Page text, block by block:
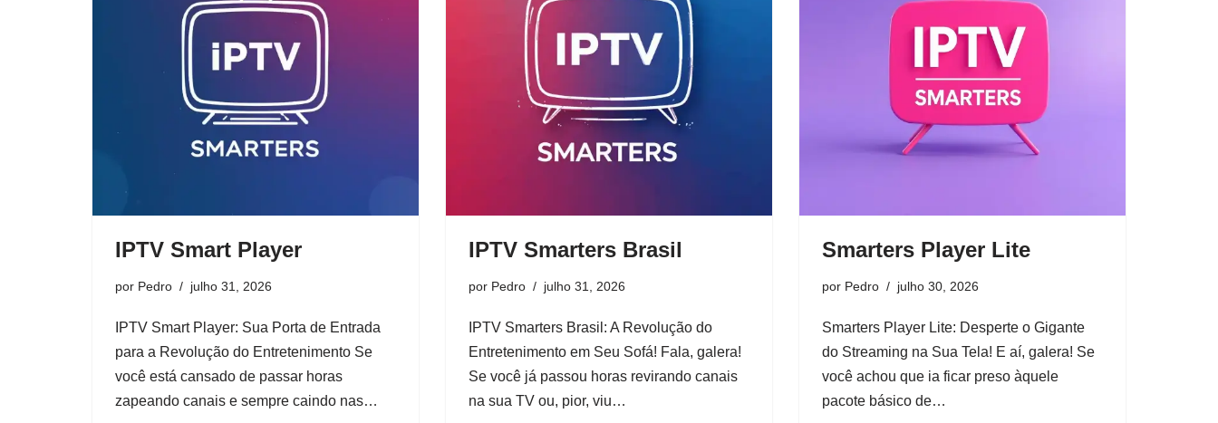
IPTV Smart Player
por Pedro julho 31, 2026
IPTV Smart Player: Sua Porta de Entrada
para a Revolução do Entretenimento Se
você está cansado de passar horas
zapeando canais e sempre caindo nas…
IPTV Smarters Brasil
por Pedro julho 31, 2026
IPTV Smarters Brasil: A Revolução do
Entretenimento em Seu Sofá! Fala, galera!
Se você já passou horas revirando canais
na sua TV ou, pior, viu…
Smarters Player Lite
por Pedro julho 30, 2026
Smarters Player Lite: Desperte o Gigante
do Streaming na Sua Tela! E aí, galera! Se
você achou que ia ficar preso àquele
pacote básico de…